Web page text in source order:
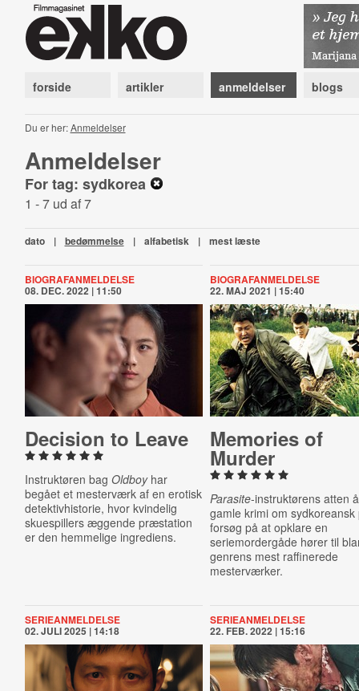
forside artikler anmeldelser blogs
Du er her:Anmeldelser
Anmeldelser
For tag: sydkorea
1 - 7 ud af 7
dato | bedømmelse | alfabetisk | mest læste
BIOGRAFANMELDELSE
08. DEC. 2022 | 11:50
Decision to Leave
Instruktøren bag Oldboyhar
begået et mesterværk af en erotisk
detektivhistorie, hvor kvindelig
skuespillers æggende præstation
er den hemmelige ingrediens.
BIOGRAFANMELDELSE
22. MAJ 2021 | 15:40
Memories of
Murder
Parasite-instruktørens atten
gamle krimi om sydkoreansk
forsøg på at opklare en
seriemordergåde hører til
genrens mest raffinerede
mesterværker.
SERIEANMELDELSE
02. JULI 2025 | 14:18
SERIEANMELDELSE
22. FEB. 2022 | 15:16